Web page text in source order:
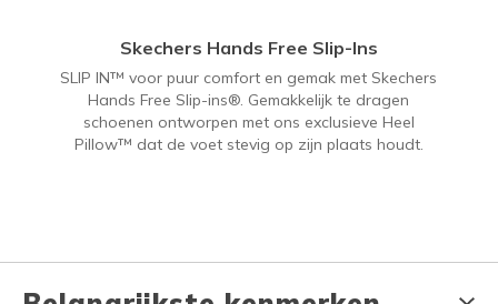
Skechers Hands Free Slip-Ins
SLIP IN™ voor puur comfort en gemak met Skechers
Hands Free Slip-ins®. Gemakkelijk te dragen
schoenen ontworpen met ons exclusieve Heel
Pillow™ dat de voet stevig op zijn plaats houdt.